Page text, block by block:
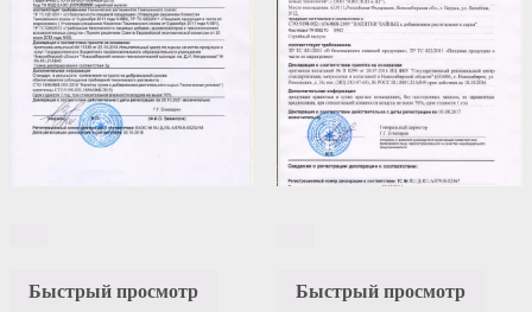
Быстрый просмотр
Быстрый просмотр